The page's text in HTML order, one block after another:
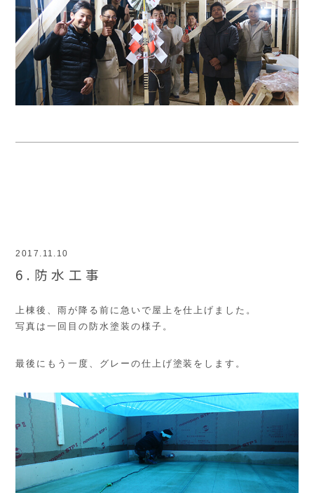
2017.11.10
6.防水工事
上棟後、雨が降る前に急いで屋上を仕上げました。
写真は一回目の防水塗装の様子。
最後にもう一度、グレーの仕上げ塗装をします。